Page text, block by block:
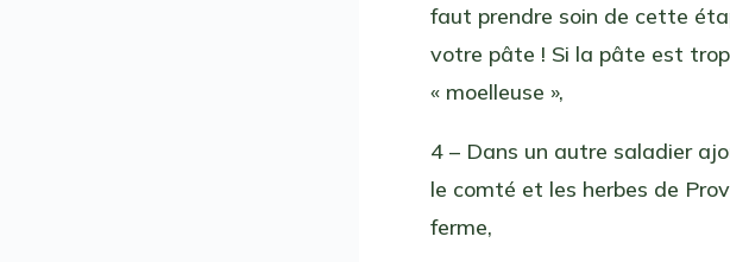
faut prendre soin de cette
votre pâte ! Si la pâte est
« moelleuse »,
4 – Dans un autre saladier
le comté et les herbes de
ferme,